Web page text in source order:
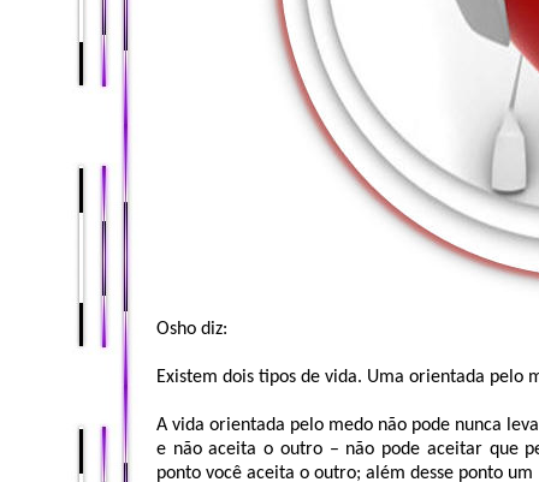
Osho diz:
Existem dois tipos de vida. Uma orientada pelo
A vida orientada pelo medo não pode nunca
e não aceita o outro – não pode aceitar que
ponto você aceita o outro; além desse ponto